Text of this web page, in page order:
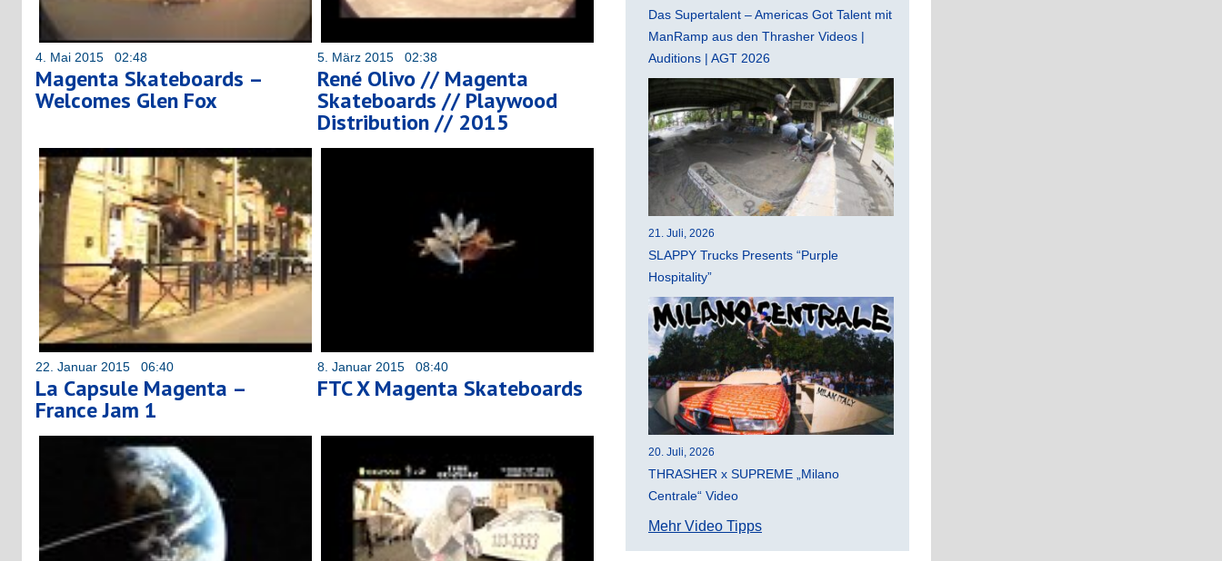
4. Mai 2015 02:48
Magenta Skateboards –
Welcomes Glen Fox
5. März 2015 02:38
René Olivo // Magenta
Skateboards // Playwood
Distribution // 2015
22. Januar 2015 06:40
La Capsule Magenta –
France Jam 1
8. Januar 2015 08:40
FTC X Magenta Skateboards
Das Supertalent – Americas Got Talent mit
ManRamp aus den Thrasher Videos |
Auditions | AGT 2026
21. Juli, 2026
SLAPPY Trucks Presents “Purple
Hospitality”
20. Juli, 2026
THRASHER x SUPREME „Milano
Centrale“ Video
Mehr Video Tipps